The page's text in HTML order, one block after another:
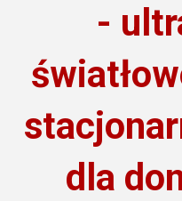
-
dla